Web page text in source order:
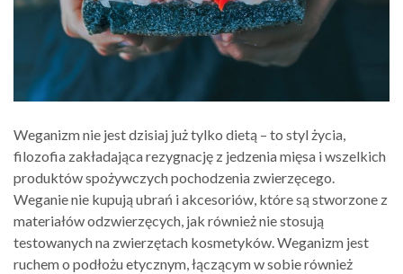
Weganizm nie jest dzisiaj już tylko dietą – to styl życia,
filozofia zakładająca rezygnację z jedzenia mięsa i wszelkich
produktów spożywczych pochodzenia zwierzęcego.
Weganie nie kupują ubrań i akcesoriów, które są stworzone z
materiałów odzwierzęcych, jak również nie stosują
testowanych na zwierzętach kosmetyków. Weganizm jest
ruchem o podłożu etycznym, łączącym w sobie również